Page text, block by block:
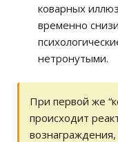
коварных
временно
нетронутыми.
При первой же
происходит
вознаграждения,